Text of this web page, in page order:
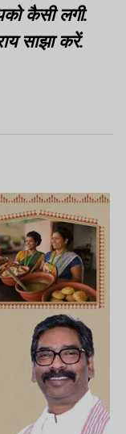
कैसी लगी.
साझा करें.